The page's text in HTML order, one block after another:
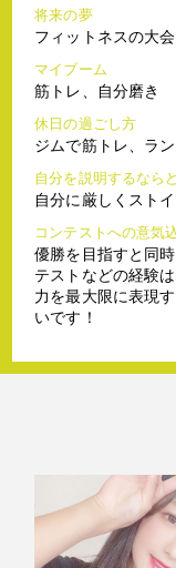
将来の夢
フィットネスの大
マイブーム
筋トレ、自分磨き
休日の過ごし方
ジムで筋トレ、ラ
自分を説明するなら
自分に厳しくスト
コンテストへの意気
優勝を目指すと同
テストなどの経験
力を最大限に表現
いです！